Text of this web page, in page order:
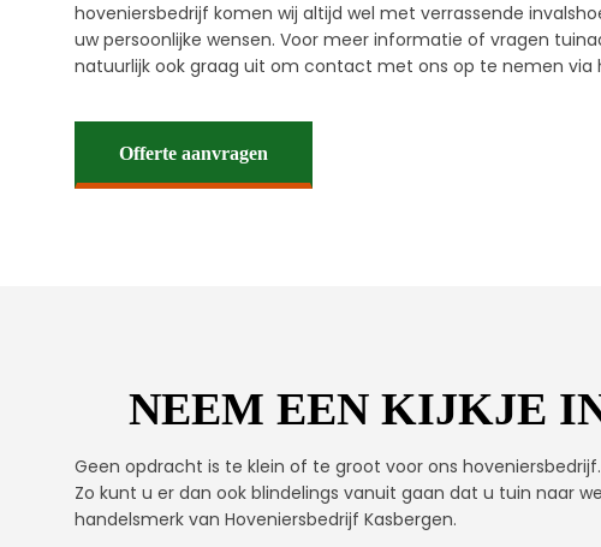
hoveniersbedrijf komen wij altijd wel met verrassende
uw persoonlijke wensen. Voor meer informatie of vragen
natuurlijk ook graag uit om contact met ons op te nemen via
Offerte aanvragen
NEEM EEN KIJKJE
Geen opdracht is te klein of te groot voor ons
Zo kunt u er dan ook blindelings vanuit gaan dat u tuin naar
handelsmerk van Hoveniersbedrijf Kasbergen.